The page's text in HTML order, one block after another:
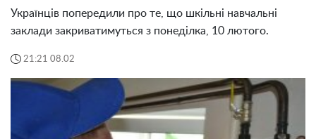
Українців попередили про те, що шкільні навчальні
заклади закриватимуться з понеділка, 10 лютого.
21:21 08.02